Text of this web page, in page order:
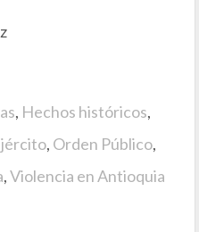
, Hechos históricos,
, Orden Público,
,Violencia en Antioquia